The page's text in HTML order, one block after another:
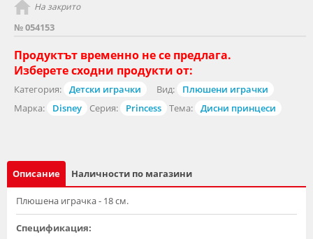
№ 054153
Продуктът временно не се предлага.
Изберете сходни продукти от:
Категория: Детски играчки Вид:
Плюшени играчки
Марка:
Disney Серия: Princess Тема: Дисни принцеси
На закрито
Описание Наличности по магазини
Плюшена играчка - 18 см.
Спецификация: